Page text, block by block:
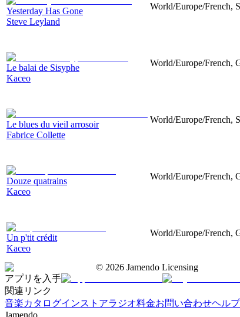
Yesterday Has Gone
Steve Leyland
World/Europe/French,
Le balai de Sisyphe
Kaceo
World/Europe/French,
Le blues du vieil arrosoir
Fabrice Collette
World/Europe/French,
Douze quatrains
Kaceo
World/Europe/French,
Un p'tit crédit
Kaceo
World/Europe/French,
© 2026 Jamendo Licensing
アプリを入手
関連リンク
音楽カタログインストアラジオ料金お問い合わせヘル
Jamendo